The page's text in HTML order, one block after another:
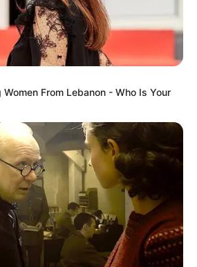
From Lebanon - Who Is Your